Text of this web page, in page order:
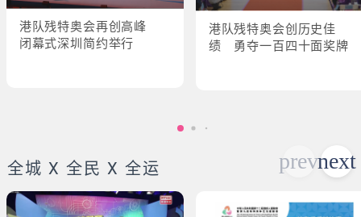
港队残特奥会再创高峰
闭幕式深圳简约举行
港队残特奥会创历史佳
绩 勇夺一百四十面奖牌
全城 X 全民 X 全运